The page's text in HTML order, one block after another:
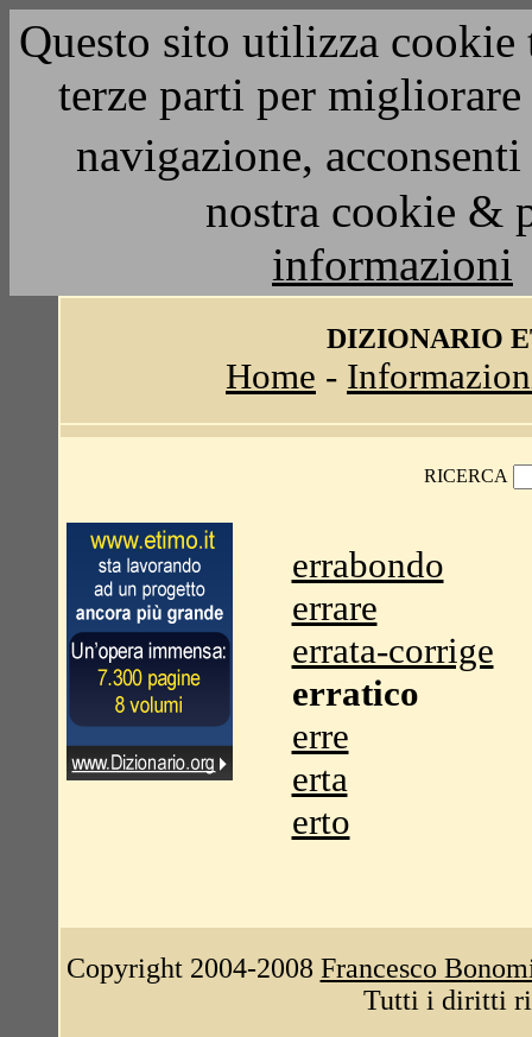
Questo sito utilizza
terze parti per
navigazione,
nostra cookie &
informazioni
DIZIONARIO
Home -
RICERCA
errabondo
errare
errata-corrige
erratico
erre
erta
erto
Copyright 2004-2008 Francesco
Tutti i diritti